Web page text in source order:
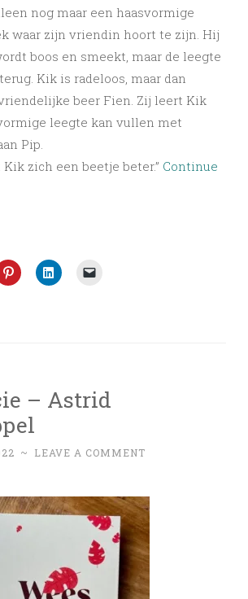
nog maar een haasvormige
waar zijn vriendin hoort te zijn. Hij
boos en smeekt, maar de leegte
Kik is radeloos, maar dan
beer Fien. Zij leert Kik
leegte kan vullen met
Pip.
zich een beetje beter.” Continue
– Astrid
~ LEAVE A COMMENT